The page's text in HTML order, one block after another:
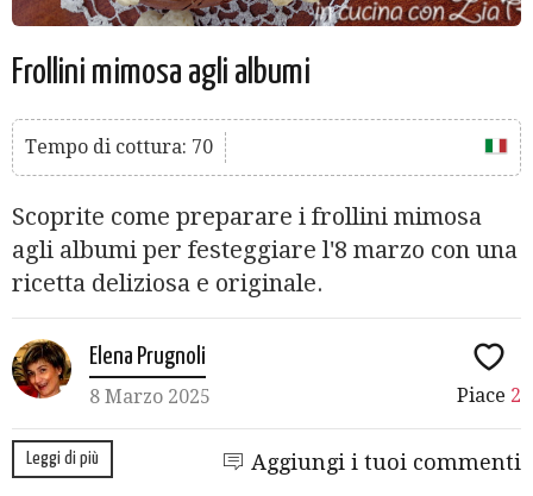
Frollini mimosa agli albumi
Tempo di cottura: 70
Scoprite come preparare i frollini mimosa
agli albumi per festeggiare l'8 marzo con una
ricetta deliziosa e originale.
Elena Prugnoli
8 Marzo 2025 Piace 2
Leggi di più Aggiungi i tuoi commenti